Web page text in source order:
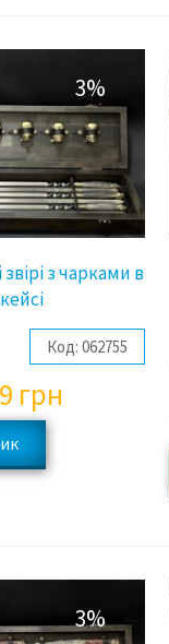
3%
з чарками в
Код: 062755
грн
3%